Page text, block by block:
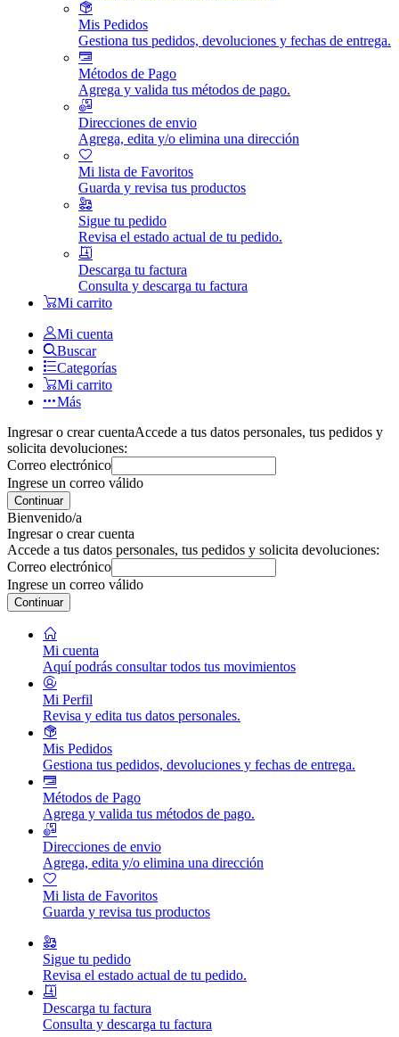
Mis Pedidos
Gestiona tus pedidos, devoluciones y fechas de entrega.
Métodos de Pago
Agrega y valida tus métodos de pago.
Direcciones de envio
Agrega, edita y/o elimina una dirección
Mi lista de Favoritos
Guarda y revisa tus productos
Sigue tu pedido
Revisa el estado actual de tu pedido.
Descarga tu factura
Consulta y descarga tu factura
Mi carrito
Mi cuenta
Buscar
Categorías
Mi carrito
Más
Ingresar o crear cuentaAccede a tus datos personales, tus pedidos y
solicita devoluciones:
Correo electrónico
Ingrese un correo válido
Continuar
Bienvenido/a
Ingresar o crear cuenta
Accede a tus datos personales, tus pedidos y solicita devoluciones:
Correo electrónico
Ingrese un correo válido
Continuar
Mi cuenta
Aquí podrás consultar todos tus movimientos
Mi Perfil
Revisa y edita tus datos personales.
Mis Pedidos
Gestiona tus pedidos, devoluciones y fechas de entrega.
Métodos de Pago
Agrega y valida tus métodos de pago.
Direcciones de envio
Agrega, edita y/o elimina una dirección
Mi lista de Favoritos
Guarda y revisa tus productos
Sigue tu pedido
Revisa el estado actual de tu pedido.
Descarga tu factura
Consulta y descarga tu factura